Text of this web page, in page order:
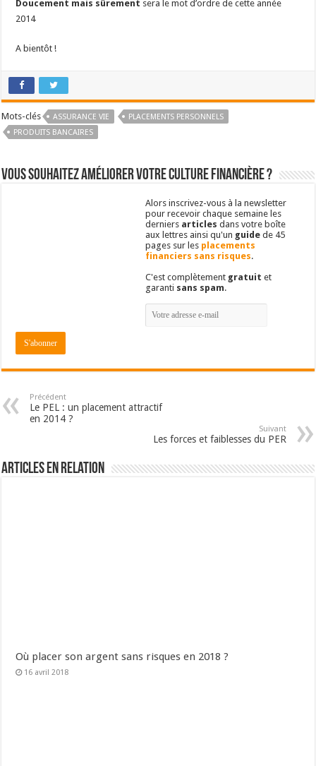
Doucement mais sûrement sera le mot d’ordre de cette année
2014
A bientôt !
Mots-clés ASSURANCE VIE
PLACEMENTS PERSONNELS
PRODUITS BANCAIRES
Vous souhaitez améliorer votre culture financière ?
Alors inscrivez-vous à la newsletter
pour recevoir chaque semaine les
derniers articles dans votre boîte
aux lettres ainsi qu'un guide de 45
pages sur les placements
financiers sans risques.
C'est complètement gratuit et
garanti sans spam.
Précédent
Le PEL : un placement attractif
en 2014 ?
Suivant
Les forces et faiblesses du PER
Articles en relation
Où placer son argent sans risques en 2018 ?
16 avril 2018